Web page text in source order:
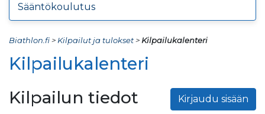
Sääntökoulutus
Biathlon.fi> Kilpailut ja tulokset> Kilpailukalenteri
Kilpailukalenteri
Kirjaudu sisään
Kilpailun tiedot